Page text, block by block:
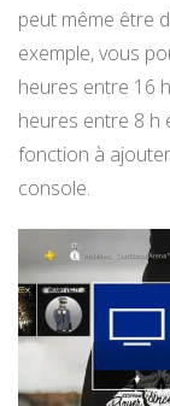
peut même être
exemple, vous
heures entre 16
heures entre 8 h
fonction à
console.